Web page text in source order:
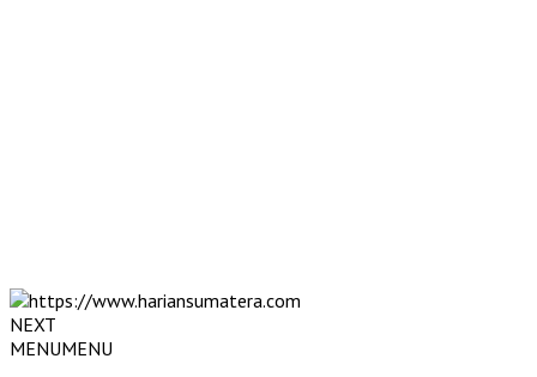
NEXT
MENUMENU